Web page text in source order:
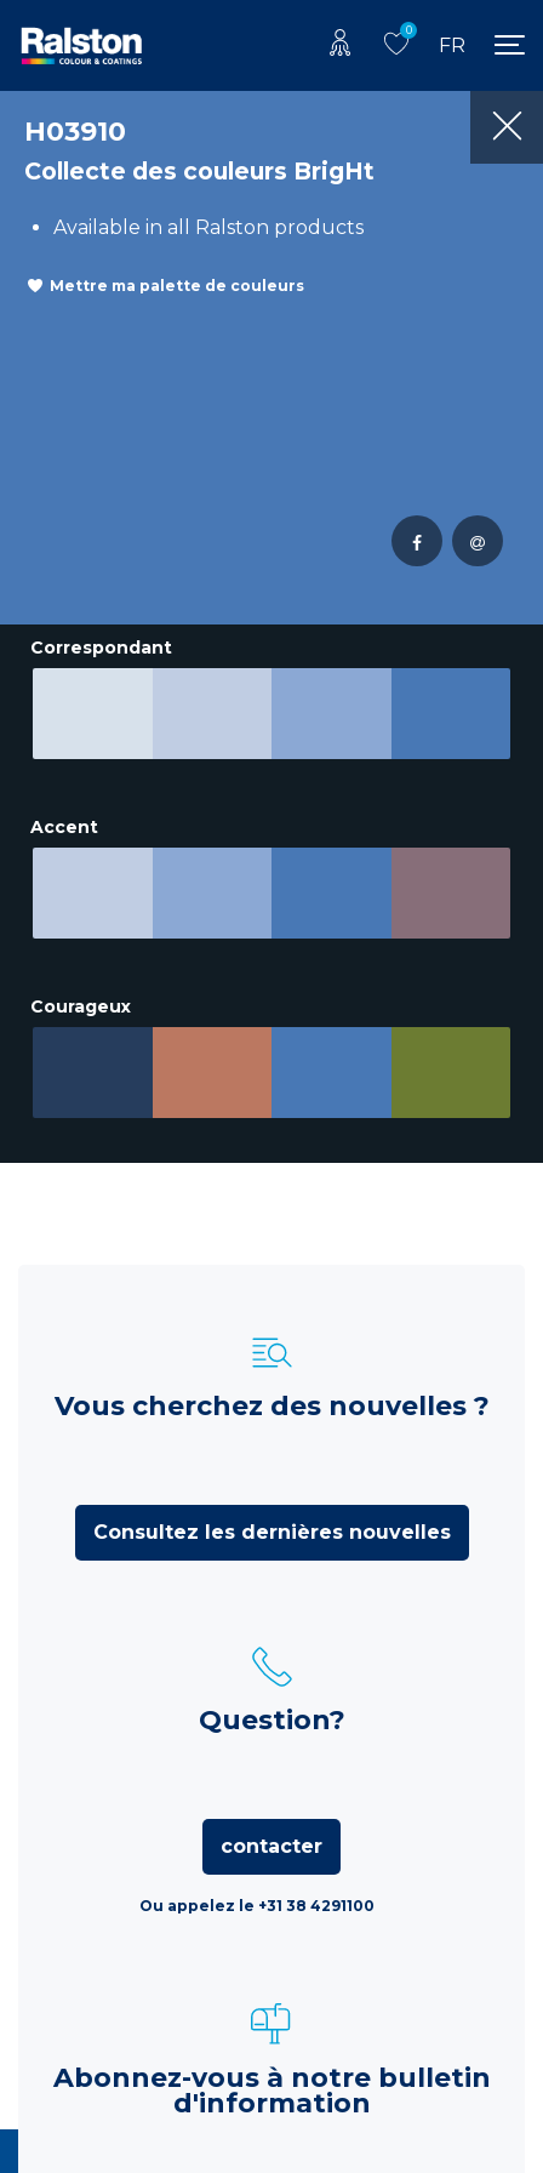
0
FR
H03910
Collecte des couleurs BrigHt
Available in all Ralston products
Mettre ma palette de couleurs
Correspondant
Accent
Courageux
Vous cherchez des nouvelles ?
Consultez les dernières nouvelles
Question?
contacter
Ou appelez le +31 38 4291100
Abonnez-vous à notre bulletin
d'information